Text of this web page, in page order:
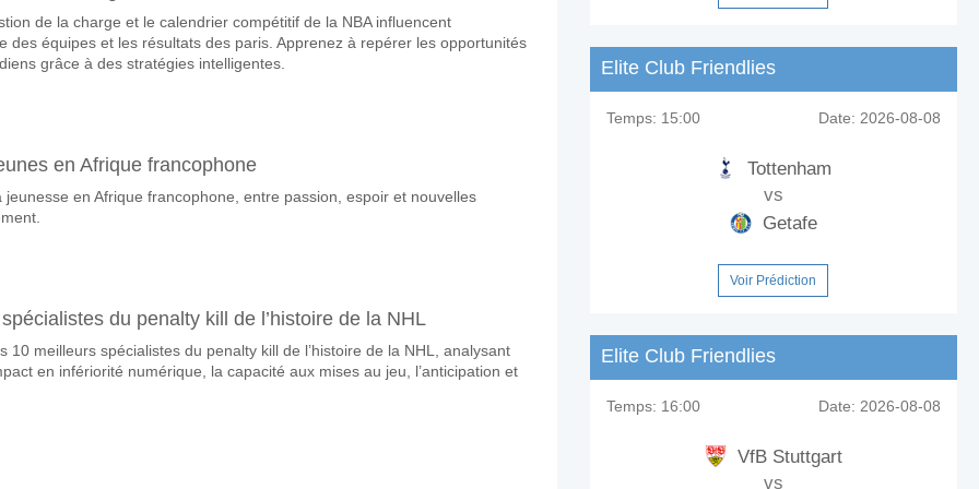
pour gagner entre Gaziantep FK v Fenerbahce?
du match, avec une probabilité de 60%
elles dans le match Gaziantep FK v Fenerbahce?
avec un pourcentage de 57%.
attendu entre Gaziantep FK v Fenerbahce?
essayer le Résultat Correct de 1-3 qui a un pourcentage de 17%.
de la charge et le calendrier compétitif de la NBA influencent
des équipes et les résultats des paris. Apprenez à repérer les opportunités
grâce à des stratégies intelligentes.
en Afrique francophone
en Afrique francophone, entre passion, espoir et nouvelles
du penalty kill de l’histoire de la NHL
10 meilleurs spécialistes du penalty kill de l’histoire de la NHL, analysant
en infériorité numérique, la capacité aux mises au jeu, l’anticipation et
Elite Club Friendlies
Temps: 15:00 Date: 2026-08-08
Tottenham
vs
Getafe
Voir Prédiction
Elite Club Friendlies
Temps: 16:00 Date: 2026-08-08
VfB Stuttgart
vs